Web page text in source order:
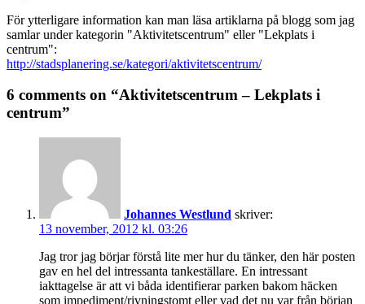
För ytterligare information kan man läsa artiklarna på blogg som jag
samlar under kategorin "Aktivitetscentrum" eller "Lekplats i
centrum":
http://stadsplanering.se/kategori/aktivitetscentrum/
6 comments on “Aktivitetscentrum – Lekplats i
centrum”
Johannes Westlund skriver:
13 november, 2012 kl. 03:26
Jag tror jag börjar förstå lite mer hur du tänker, den här posten
gav en hel del intressanta tankeställare. En intressant
iakttagelse är att vi båda identifierar parken bakom häcken
som impediment/rivningstomt eller vad det nu var från början